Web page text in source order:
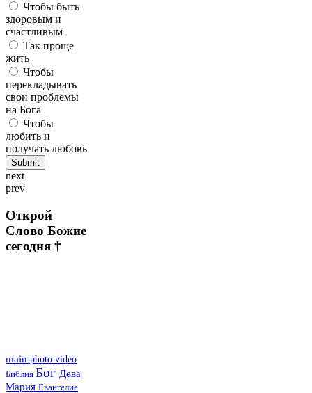
Чтобы быть
здоровым и
счастливым
Так проще
жить
Чтобы
перекладывать
свои проблемы
на Бога
Чтобы
любить и
получать любовь
next
prev
Открой
Слово Божие
сегодня †
main photo video
Библия Бог Дева
Мария Евангелие